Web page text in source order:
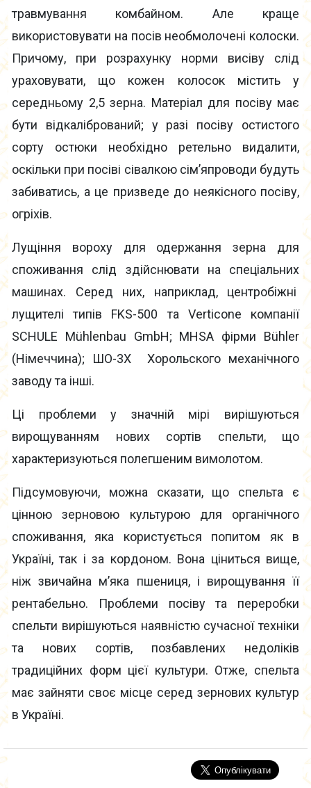
травмування комбайном. Але краще
використовувати на посів необмолочені колоски.
Причому, при розрахунку норми висіву слід
ураховувати, що кожен колосок містить у
середньому 2,5 зерна. Матеріал для посіву має
бути відкалібрований; у разі посіву остистого
сорту остюки необхідно ретельно видалити,
оскільки при посіві сівалкою сім’япроводи будуть
забиватись, а це призведе до неякісного посіву,
огріхів.
Лущіння вороху для одержання зерна для
споживання слід здійснювати на спеціальних
машинах. Серед них, наприклад, центробіжні
лущителі типів FKS-500 та Verticone компанії
SCHULE Mühlenbau GmbH; MHSA фірми Bühler
(Німеччина); ШО-3Х Хорольского механічного
заводу та інші.
Ці проблеми у значній мірі вирішуються
вирощуванням нових сортів спельти, що
характеризуються полегшеним вимолотом.
Підсумовуючи, можна сказати, що спельта є
цінною зерновою культурою для органічного
споживання, яка користується попитом як в
Україні, так і за кордоном. Вона ціниться вище,
ніж звичайна м’яка пшениця, і вирощування її
рентабельно. Проблеми посіву та переробки
спельти вирішуються наявністю сучасної техніки
та нових сортів, позбавлених недоліків
традиційних форм цієї культури. Отже, спельта
має зайняти своє місце серед зернових культур
в Україні.